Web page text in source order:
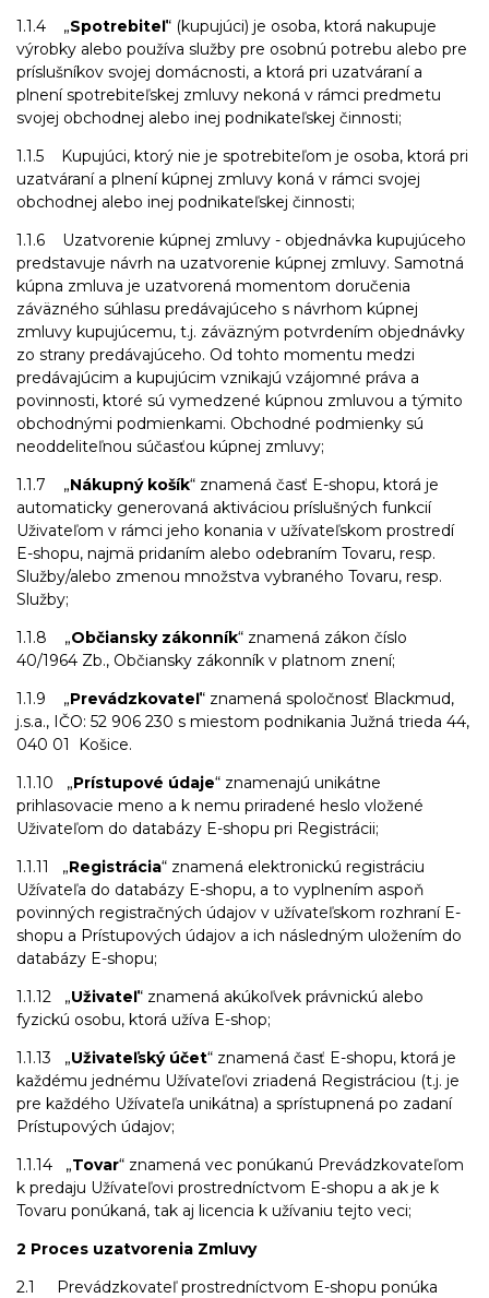
1.1.4 „Spotrebiteľ“ (kupujúci) je osoba, ktorá nakupuje
výrobky alebo používa služby pre osobnú potrebu alebo pre
príslušníkov svojej domácnosti, a ktorá pri uzatváraní a
plnení spotrebiteľskej zmluvy nekoná v rámci predmetu
svojej obchodnej alebo inej podnikateľskej činnosti;
1.1.5 Kupujúci, ktorý nie je spotrebiteľom je osoba, ktorá pri
uzatváraní a plnení kúpnej zmluvy koná v rámci svojej
obchodnej alebo inej podnikateľskej činnosti;
1.1.6 Uzatvorenie kúpnej zmluvy - objednávka kupujúceho
predstavuje návrh na uzatvorenie kúpnej zmluvy. Samotná
kúpna zmluva je uzatvorená momentom doručenia
záväzného súhlasu predávajúceho s návrhom kúpnej
zmluvy kupujúcemu, t.j. záväzným potvrdením objednávky
zo strany predávajúceho. Od tohto momentu medzi
predávajúcim a kupujúcim vznikajú vzájomné práva a
povinnosti, ktoré sú vymedzené kúpnou zmluvou a týmito
obchodnými podmienkami. Obchodné podmienky sú
neoddeliteľnou súčasťou kúpnej zmluvy;
1.1.7 „Nákupný košík“ znamená časť E-shopu, ktorá je
automaticky generovaná aktiváciou príslušných funkcií
Uživateľom v rámci jeho konania v užívateľskom prostredí
E-shopu, najmä pridaním alebo odebraním Tovaru, resp.
Služby/alebo zmenou množstva vybraného Tovaru, resp.
Služby;
1.1.8 „Občiansky zákonník“ znamená zákon číslo
40/1964 Zb., Občiansky zákonník v platnom znení;
1.1.9 „Prevádzkovateľ“ znamená spoločnosť Blackmud,
j.s.a., IČO: 52 906 230 s miestom podnikania Južná trieda 44,
040 01 Košice.
1.1.10 „Prístupové údaje“ znamenajú unikátne
prihlasovacie meno a k nemu priradené heslo vložené
Uživateľom do databázy E-shopu pri Registrácii;
1.1.11 „Registrácia“ znamená elektronickú registráciu
Užívateľa do databázy E-shopu, a to vyplnením aspoň
povinných registračných údajov v užívateľskom rozhraní E-
shopu a Prístupových údajov a ich následným uložením do
databázy E-shopu;
1.1.12 „Uživateľ“ znamená akúkoľvek právnickú alebo
fyzickú osobu, ktorá užíva E-shop;
1.1.13 „Uživateľský účet“ znamená časť E-shopu, ktorá je
každému jednému Užívateľovi zriadená Registráciou (t.j. je
pre každého Užívateľa unikátna) a sprístupnená po zadaní
Prístupových údajov;
1.1.14 „Tovar“ znamená vec ponúkanú Prevádzkovateľom
k predaju Užívateľovi prostredníctvom E-shopu a ak je k
Tovaru ponúkaná, tak aj licencia k užívaniu tejto veci;
2 Proces uzatvorenia Zmluvy
2.1 Prevádzkovateľ prostredníctvom E-shopu ponúka